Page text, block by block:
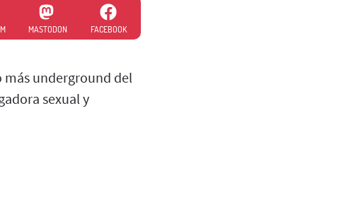
MASTODON FACEBOOK
más underground del
sexual y